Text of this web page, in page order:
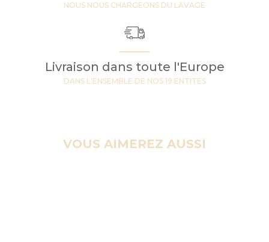
NOUS NOUS CHARGEONS DU LAVAGE
Livraison dans toute l'Europe
DANS L'ENSEMBLE DE NOS 19 ENTITES
VOUS AIMEREZ AUSSI